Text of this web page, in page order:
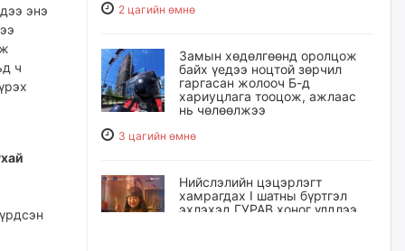
энэ
ч
2 цагийн өмнө
Замын хөдөлгөөнд оролцож
байх үедээ ноцтой зөрчил
гаргасан жолооч Б-д
хариуцлага тооцож, ажлаас
нь чөлөөлжээ
3 цагийн өмнө
Нийслэлийн цэцэрлэгт
хамрагдах I шатны бүртгэл
эхлэхэд ГУРАВ хоног үлдлээ